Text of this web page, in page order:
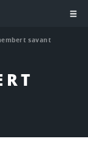
savant